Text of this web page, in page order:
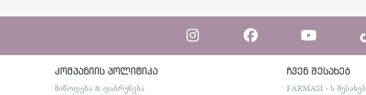
კომპანიის პოლიტიკა
მიწოდება & დაბრუნება
ჩვენ შესახებ
FARMASI - ს შესახებ